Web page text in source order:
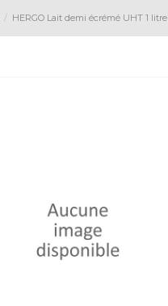
HERGO Lait demi écrémé UHT 1 litre